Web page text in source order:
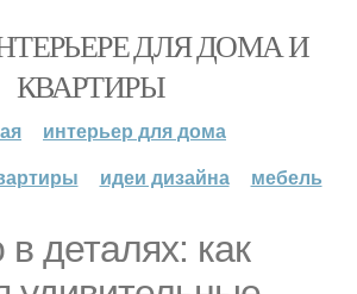
ДЛЯ ДОМА И
КВАРТИРЫ
интерьер для дома
идеи дизайна мебель
в деталях: как